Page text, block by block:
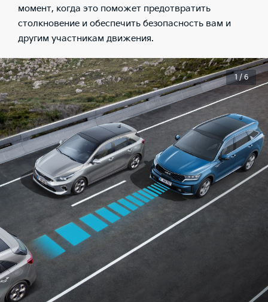
момент, когда это поможет предотвратить
столкновение и обеспечить безопасность вам и
другим участникам движения.
1 / 6